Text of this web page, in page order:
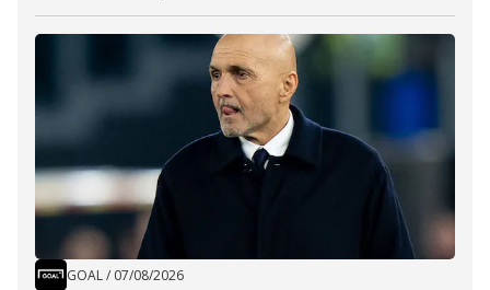
GOAL/ 07/08/2026